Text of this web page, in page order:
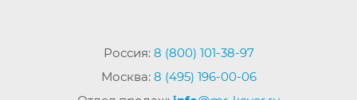
Россия: 8 (800) 101-38-97
Москва: 8 (495) 196-00-06